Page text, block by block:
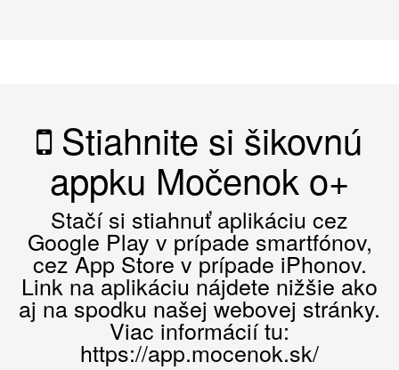
Stiahnite si šikovnú
appku Močenok o+
Stačí si stiahnuť aplikáciu cez
Google Play v prípade smartfónov,
cez App Store v prípade iPhonov.
Link na aplikáciu nájdete nižšie ako
aj na spodku našej webovej stránky.
Viac informácií tu:
https://app.mocenok.sk/